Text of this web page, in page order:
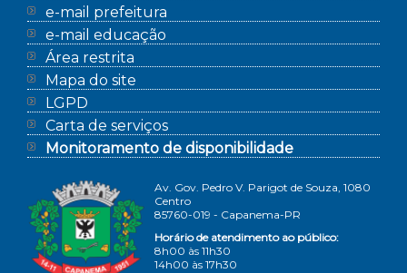
e-mail prefeitura
e-mail educação
Área restrita
Mapa do site
LGPD
Carta de serviços
Monitoramento de disponibilidade
Av. Gov. Pedro V. Parigot de Souza, 1080
Centro
85760-019 - Capanema-PR
Horário de atendimento ao público:
8h00 às 11h30
14h00 às 17h30